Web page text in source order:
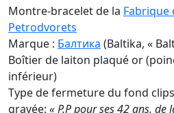
Montre-bracelet de la Fabrique
Petrodvorets
Marque : Балтика (Baltika, «
Boîtier de laiton plaqué or
inférieur)
Type de fermeture du fond
gravée: « P.P pour ses 42 ans, de